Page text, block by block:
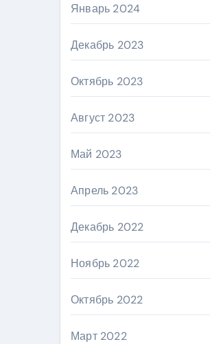
Январь 2024
Декабрь 2023
Октябрь 2023
Август 2023
Май 2023
Апрель 2023
Декабрь 2022
Ноябрь 2022
Октябрь 2022
Март 2022